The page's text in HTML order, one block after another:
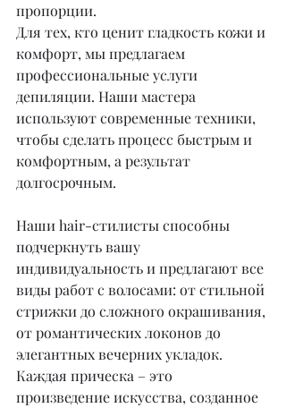
пропорции.
Для тех, кто ценит гладкость кожи и
комфорт, мы предлагаем
профессиональные услуги
депиляции. Наши мастера
используют современные техники,
чтобы сделать процесс быстрым и
комфортным, а результат
долгосрочным.
Наши hair-стилисты способны
подчеркнуть вашу
индивидуальность и предлагают все
виды работ с волосами: от стильной
стрижки до сложного окрашивания,
от романтических локонов до
элегантных вечерних укладок.
Каждая прическа – это
произведение искусства, созданное